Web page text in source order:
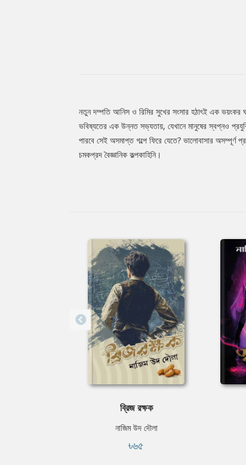
Tab
Article
নতুন দম্পতি আনিস ও রিমির সুখের সংসার হঠাৎই এক ভয়ংকর
ভবিষ্যতের এক উন্নত সভ্যতায়, যেখানে মানুষের স্বপ্নও
পারবে সেই অসমাপ্ত গল্পে ফিরে যেতে? ভালোবাসার অসম্পূর্ণ
চমকপ্রদ বৈজ্ঞানিক কল্পকাহিনি।
ব্রিজ রক্ষক
নাজিম উদ দৌলা
৳৬৫